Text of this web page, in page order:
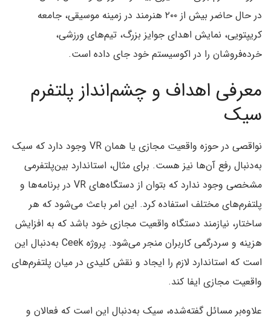
در حال حاضر بیش از ۲۰۰ هنرمند در زمینه موسیقی، جامعه
کریپتویی،‌ نمایش اهدای جوایز بزرگ، تیم‌های ورزشی،
خرده‌فروشان را در اکوسیستم خود جای داده است.
معرفی اهداف و چشم‌انداز پلتفرم
سیک
نواقصی در حوزه واقعیت مجازی یا همان VR‌ وجود دارد که سیک
به‌دنبال رفع آن‌ها نیز هست. برای مثال، استاندارد بین‌پلتفرمی
مشخصی وجود ندارد که بتوان از دستگاه‌های VR در برنامه‌ها و
پلتفرم‌های مختلف استفاده کرد. این امر باعث می‌شود که هر
ساختار، نیازمند دستگاه واقعیت مجازی خود باشد که به افزایش
هزینه و سردرگمی کاربران منجر می‌شود. پروژه Ceek به‌دنبال این
است که استاندارد لازم را ایجاد و نقش کلیدی در میان پلتفرم‌های
واقعیت مجازی ایفا کند.
علاوه‌بر مسائل گفته‌شده، سیک به‌دنبال این است که فعالان و